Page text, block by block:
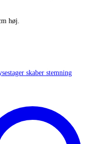
høj.
skaber stemning